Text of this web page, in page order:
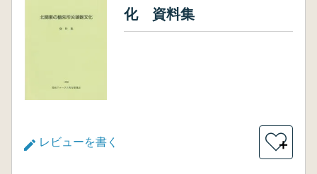
化 資料集
レビューを書く ＋